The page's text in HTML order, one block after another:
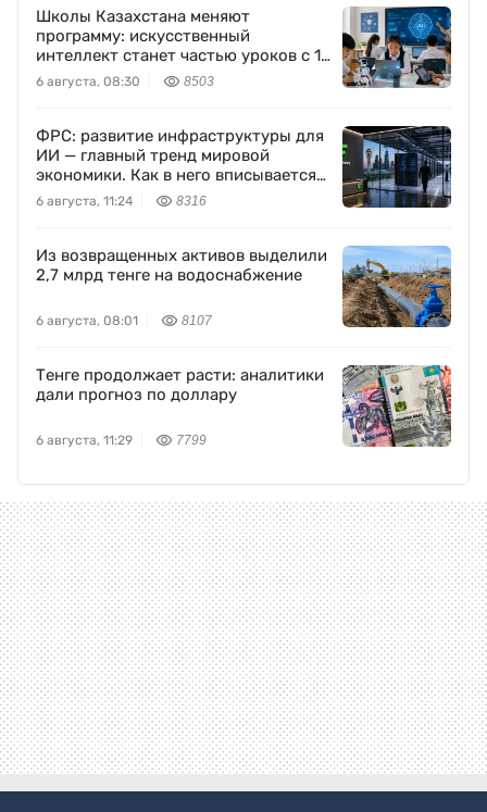
Школы Казахстана меняют
программу: искусственный
интеллект станет частью уроков с 1
класса
6 августа, 08:30 8503
ФРС: развитие инфраструктуры для
ИИ — главный тренд мировой
экономики. Как в него вписывается
Freedom Holding Corp.
6 августа, 11:24 8316
Из возвращенных активов выделили
2,7 млрд тенге на водоснабжение
6 августа, 08:01 8107
Тенге продолжает расти: аналитики
дали прогноз по доллару
6 августа, 11:29 7799